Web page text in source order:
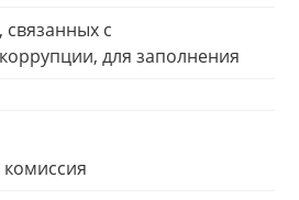
с
для заполнения